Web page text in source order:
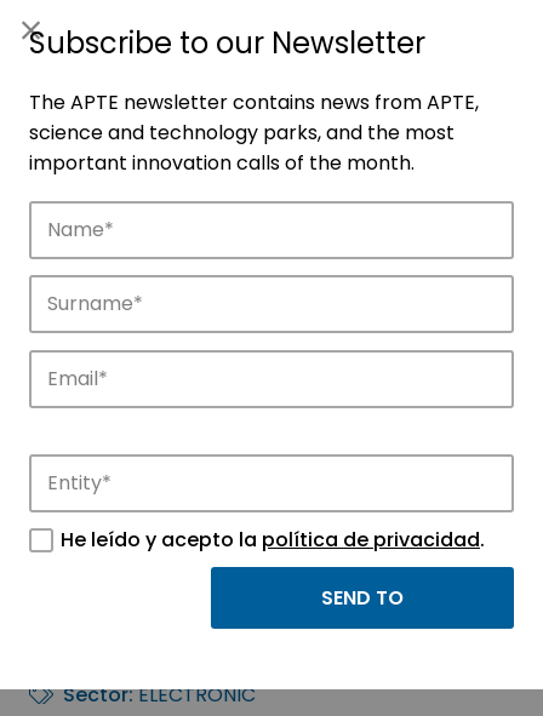
Companies
Discover the companies that drive
Alter Technology TÜV
Sector:ELECTRONIC
Subscribe to our Newsletter
The APTE newsletter contains news from APTE,
science and technology parks, and the most
important innovation calls of the month.
He leído y acepto la política de privacidad.